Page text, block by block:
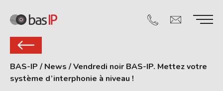
BAS-IP / News /Vendredi noir BAS-IP. Mettez votre
système d’interphonie à niveau !